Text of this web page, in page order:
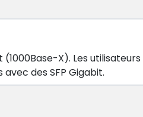
X). Les
des SFP Gigabit.